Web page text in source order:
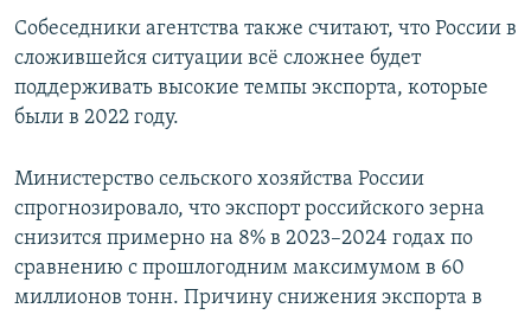
Собеседники агентства также считают, что России в
сложившейся ситуации всё сложнее будет
поддерживать высокие темпы экспорта, которые
были в 2022 году.
Министерство сельского хозяйства России
спрогнозировало, что экспорт российского зерна
снизится примерно на 8% в 2023–2024 годах по
сравнению с прошлогодним максимумом в 60
миллионов тонн. Причину снижения экспорта в